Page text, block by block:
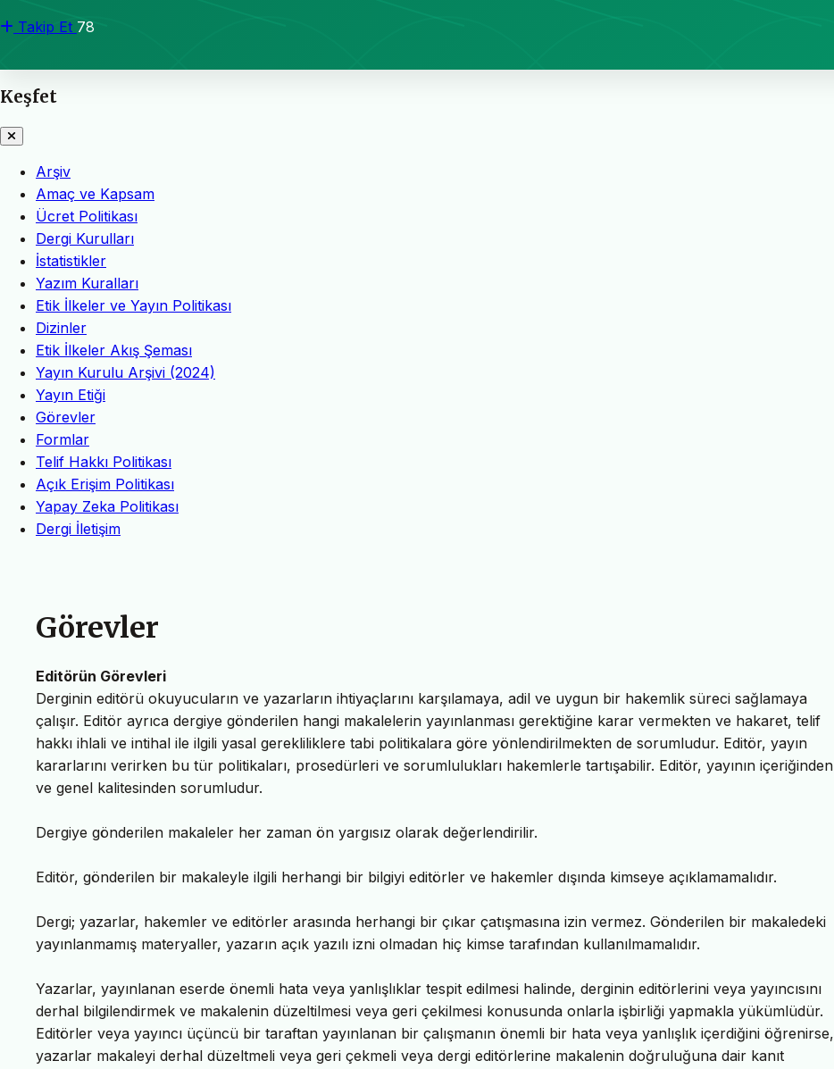
Takip Et 78
Keşfet
Arşiv
Amaç ve Kapsam
Ücret Politikası
Dergi Kurulları
İstatistikler
Yazım Kuralları
Etik İlkeler ve Yayın Politikası
Dizinler
Etik İlkeler Akış Şeması
Yayın Kurulu Arşivi (2024)
Yayın Etiği
Görevler
Formlar
Telif Hakkı Politikası
Açık Erişim Politikası
Yapay Zeka Politikası
Dergi İletişim
Görevler
Editörün Görevleri
Derginin editörü okuyucuların ve yazarların ihtiyaçlarını karşılamaya, adil ve uygun bir hakemlik süreci sağlamaya
çalışır. Editör ayrıca dergiye gönderilen hangi makalelerin yayınlanması gerektiğine karar vermekten ve hakaret, telif
hakkı ihlali ve intihal ile ilgili yasal gerekliliklere tabi politikalara göre yönlendirilmekten de sorumludur. Editör, yayın
kararlarını verirken bu tür politikaları, prosedürleri ve sorumlulukları hakemlerle tartışabilir. Editör, yayının içeriğinden
ve genel kalitesinden sorumludur.
Dergiye gönderilen makaleler her zaman ön yargısız olarak değerlendirilir.
Editör, gönderilen bir makaleyle ilgili herhangi bir bilgiyi editörler ve hakemler dışında kimseye açıklamamalıdır.
Dergi; yazarlar, hakemler ve editörler arasında herhangi bir çıkar çatışmasına izin vermez. Gönderilen bir makaledeki
yayınlanmamış materyaller, yazarın açık yazılı izni olmadan hiç kimse tarafından kullanılmamalıdır.
Yazarlar, yayınlanan eserde önemli hata veya yanlışlıklar tespit edilmesi halinde, derginin editörlerini veya yayıncısını
derhal bilgilendirmek ve makalenin düzeltilmesi veya geri çekilmesi konusunda onlarla işbirliği yapmakla yükümlüdür.
Editörler veya yayıncı üçüncü bir taraftan yayınlanan bir çalışmanın önemli bir hata veya yanlışlık içerdiğini öğrenirse,
yazarlar makaleyi derhal düzeltmeli veya geri çekmeli veya dergi editörlerine makalenin doğruluğuna dair kanıt